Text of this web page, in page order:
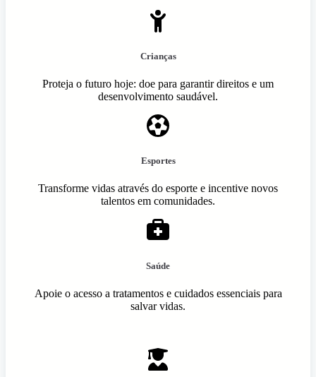
Crianças
Proteja o futuro hoje: doe para garantir direitos e um
desenvolvimento saudável.
Esportes
Transforme vidas através do esporte e incentive novos
talentos em comunidades.
Saúde
Apoie o acesso a tratamentos e cuidados essenciais para
salvar vidas.